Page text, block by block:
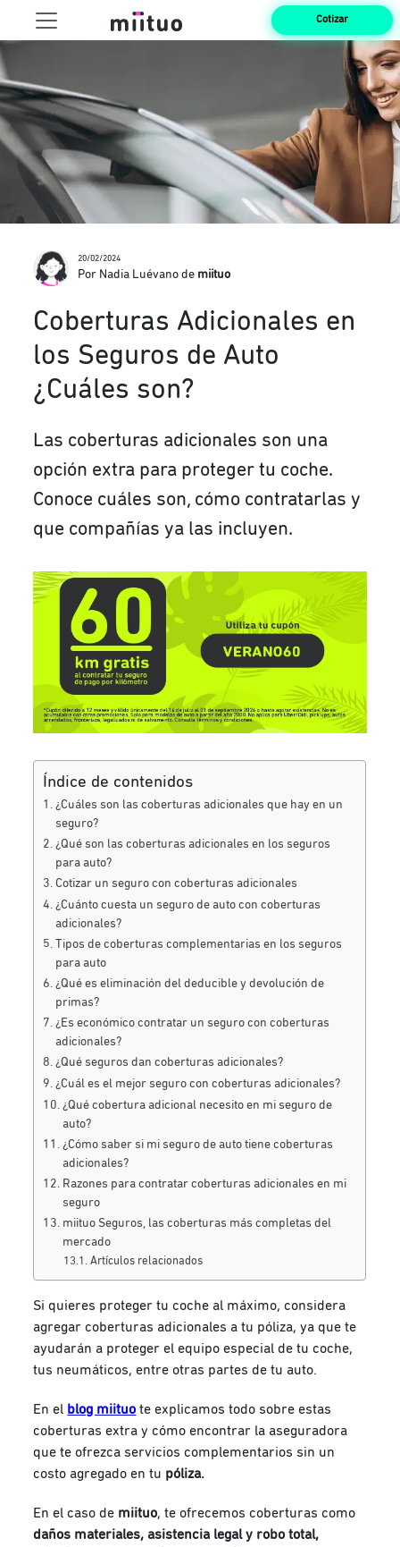
Cotizar
20/02/2024
Por Nadia Luévano de miituo
Coberturas Adicionales en
los Seguros de Auto
¿Cuáles son?
Las coberturas adicionales son una
opción extra para proteger tu coche.
Conoce cuáles son, cómo contratarlas y
que compañías ya las incluyen.
Índice de contenidos
¿Cuáles son las coberturas adicionales que hay en un
seguro?
¿Qué son las coberturas adicionales en los seguros
para auto?
Cotizar un seguro con coberturas adicionales
¿Cuánto cuesta un seguro de auto con coberturas
adicionales?
Tipos de coberturas complementarias en los seguros
para auto
¿Qué es eliminación del deducible y devolución de
primas?
¿Es económico contratar un seguro con coberturas
adicionales?
¿Qué seguros dan coberturas adicionales?
¿Cuál es el mejor seguro con coberturas adicionales?
¿Qué cobertura adicional necesito en mi seguro de
auto?
¿Cómo saber si mi seguro de auto tiene coberturas
adicionales?
Razones para contratar coberturas adicionales en mi
seguro
miituo Seguros, las coberturas más completas del
mercado
Artículos relacionados
Si quieres proteger tu coche al máximo, considera
agregar coberturas adicionales a tu póliza, ya que te
ayudarán a proteger el equipo especial de tu coche,
tus neumáticos, entre otras partes de tu auto.
En el blog miituo te explicamos todo sobre estas
coberturas extra y cómo encontrar la aseguradora
que te ofrezca servicios complementarios sin un
costo agregado en tu póliza.
En el caso de miituo, te ofrecemos coberturas como
daños materiales, asistencia legal y robo total,